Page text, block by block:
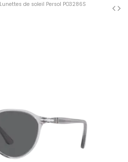
Lunettes de soleil Persol PO3286S